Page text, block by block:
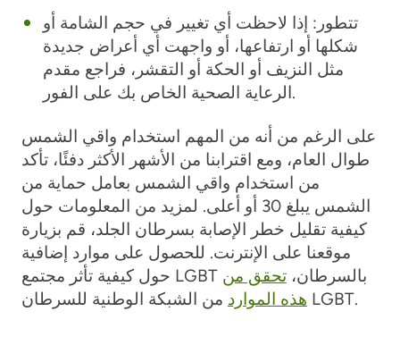
تتطور: إذا لاحظت أي تغيير في حجم الشامة أو
شكلها أو ارتفاعها، أو واجهت أي أعراض جديدة
مثل النزيف أو الحكة أو التقشر، فراجع مقدم
الرعاية الصحية الخاص بك على الفور.
على الرغم من أنه من المهم استخدام واقي الشمس
طوال العام، ومع اقترابنا من الأشهر الأكثر دفئًا، تأكد
من استخدام واقي الشمس بعامل حماية من
الشمس يبلغ 30 أو أعلى. لمزيد من المعلومات حول
كيفية تقليل خطر الإصابة بسرطان الجلد، قم بزيارة
موقعنا على الإنترنت. للحصول على موارد إضافية
حول كيفية تأثر مجتمع LGBT بالسرطان،تحقق من
هذه الموارد من الشبكة الوطنية للسرطان LGBT.